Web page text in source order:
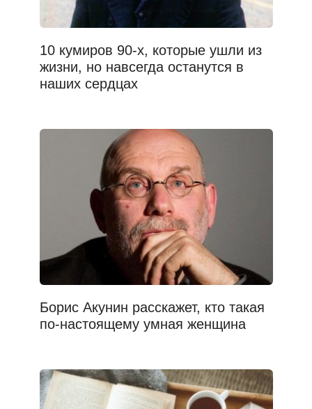
10 кумиров 90-х, которые ушли из
жизни, но навсегда останутся в
наших сердцах
Борис Акунин расскажет, кто такая
по-настоящему умная женщина